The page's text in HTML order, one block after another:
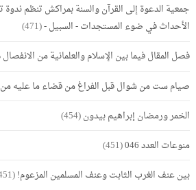
جمعية الدعوة إلى القرآن والسنة بمراكش تنظم
الأحداث في ضوء المستجدات - السبيل -(471)
فصل المقال فيما بين الإسلام والعلمانية من
صيام ست من شوال قبل الفراغ من قضاء ما عليه
الخمر ورمضان إبراهيم بيدون(454)
منوعات العدد 046
(451)
بين عنف الغرب الثابت وعنف المسلمين المزعوم!(451)